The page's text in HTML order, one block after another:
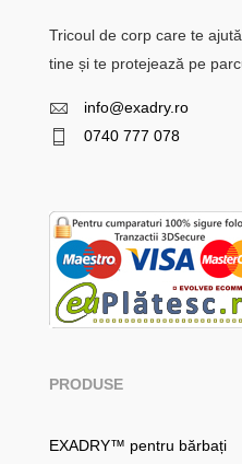
Tricoul de corp care te
tine și te protejează pe
info@exadry.ro
0740 777 078
PRODUSE
EXADRY™ pentru bărbați